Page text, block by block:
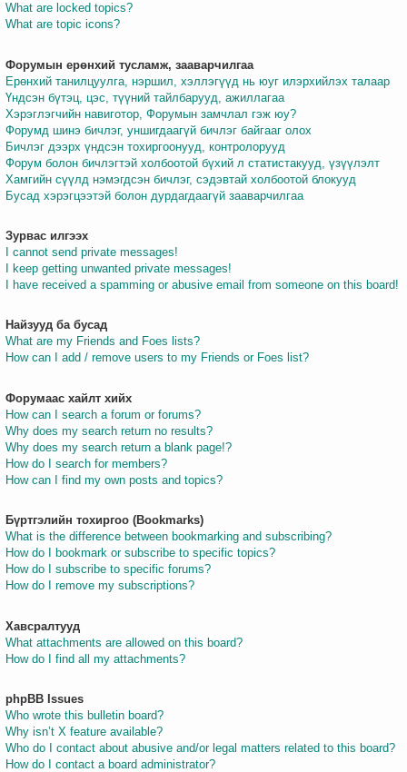
What are locked topics?
What are topic icons?
Форумын ерөнхий тусламж, зааварчилгаа
Ерөнхий танилцуулга, нэршил, хэллэгүүд нь юуг илэрхийлэх талаар
Үндсэн бүтэц, цэс, түүний тайлбарууд, ажиллагаа
Хэрэглэгчийн навиготор, Форумын замчлал гэж юу?
Форумд шинэ бичлэг, уншигдаагүй бичлэг байгааг олох
Бичлэг дээрх үндсэн тохиргоонууд, контролорууд
Форум болон бичлэгтэй холбоотой бүхий л статистакууд, үзүүлэлт
Хамгийн сүүлд нэмэгдсэн бичлэг, сэдэвтай холбоотой блокууд
Бусад хэрэгцээтэй болон дурдагдаагүй зааварчилгаа
Зурвас илгээх
I cannot send private messages!
I keep getting unwanted private messages!
I have received a spamming or abusive email from someone on this board!
Найзууд ба бусад
What are my Friends and Foes lists?
How can I add / remove users to my Friends or Foes list?
Форумаас хайлт хийх
How can I search a forum or forums?
Why does my search return no results?
Why does my search return a blank page!?
How do I search for members?
How can I find my own posts and topics?
Бүртгэлийн тохиргоо (Bookmarks)
What is the difference between bookmarking and subscribing?
How do I bookmark or subscribe to specific topics?
How do I subscribe to specific forums?
How do I remove my subscriptions?
Хавсралтууд
What attachments are allowed on this board?
How do I find all my attachments?
phpBB Issues
Who wrote this bulletin board?
Why isn’t X feature available?
Who do I contact about abusive and/or legal matters related to this board?
How do I contact a board administrator?